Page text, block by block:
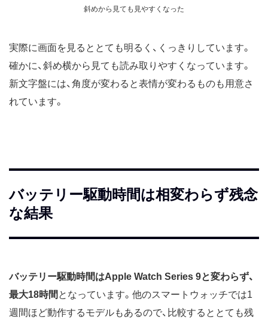
斜めから見ても見やすくなった
実際に画面を見るととても明るく、くっきりしています。
確かに、斜め横から見ても読み取りやすくなっています。
新文字盤には、角度が変わると表情が変わるものも用意さ
れています。
バッテリー駆動時間は相変わらず残念
な結果
バッテリー駆動時間はApple Watch Series 9と変わらず、
最大18時間 となっています。他のスマートウォッチでは1
週間ほど動作するモデルもあるので、比較するととても残